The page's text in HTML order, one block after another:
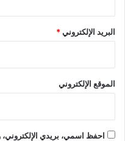
البريد الإلكتروني*
الموقع الإلكتروني
احفظ اسمي، بريدي الإلكتروني،